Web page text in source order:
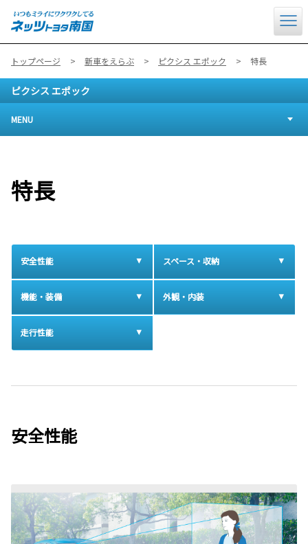
トップページ 新車をえらぶ ピクシス エポック 特長
ピクシス エポック
MENU
特長
安全性能 スペース・収納
機能・装備 外観・内装
走行性能
安全性能